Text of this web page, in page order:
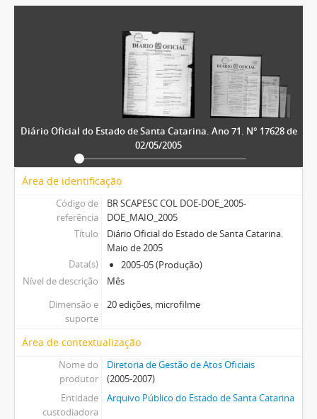
Diário Oficial do Estado de Santa Catarina. Ano 71. N° 17628 de
02/05/2005
Área de identificação
Código de
referência
BR SCAPESC COL DOE-DOE_2005-
DOE_MAIO_2005
Título
Diário Oficial do Estado de Santa Catarina.
Maio de 2005
Data(s)
2005-05 (Produção)
Nível de descrição
Mês
Dimensão e
suporte
20 edições, microfilme
Área de contextualização
Nome do
produtor
Diretoria de Gestão de Atos Oficiais
(2005-2007)
Entidade
custodiadora
Arquivo Público do Estado de Santa Catarina